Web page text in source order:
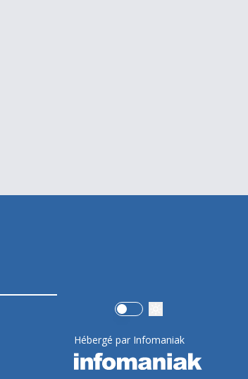
Use setting
Hébergé par Infomaniak